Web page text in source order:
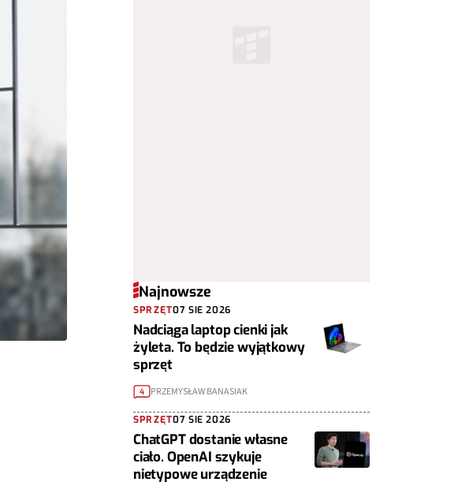
Najnowsze
SPRZĘT07 SIE 2026
Nadciąga laptop cienki jak
żyleta. To będzie wyjątkowy
sprzęt
4 PRZEMYSŁAW BANASIAK
SPRZĘT07 SIE 2026
ChatGPT dostanie własne
ciało. OpenAI szykuje
nietypowe urządzenie